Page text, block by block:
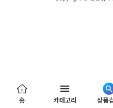
홈 카테고리 상품